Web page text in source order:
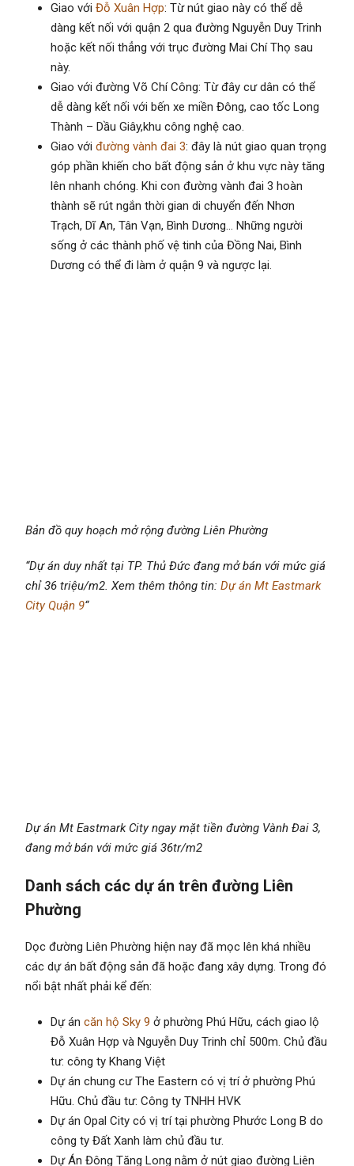
Giao với Đỗ Xuân Hợp: Từ nút giao này có thể dễ
dàng kết nối với quận 2 qua đường Nguyễn Duy Trinh
hoặc kết nối thẳng với trục đường Mai Chí Thọ sau
này.
Giao với đường Võ Chí Công: Từ đây cư dân có thể
dễ dàng kết nối với bến xe miền Đông, cao tốc Long
Thành – Dầu Giây,khu công nghệ cao.
Giao với đường vành đai 3: đây là nút giao quan trọng
góp phần khiến cho bất động sản ở khu vực này tăng
lên nhanh chóng. Khi con đường vành đai 3 hoàn
thành sẽ rút ngắn thời gian di chuyển đến Nhơn
Trạch, Dĩ An, Tân Vạn, Bình Dương… Những người
sống ở các thành phố vệ tinh của Đồng Nai, Bình
Dương có thể đi làm ở quận 9 và ngược lại.
Bản đồ quy hoạch mở rộng đường Liên Phường
“Dự án duy nhất tại TP. Thủ Đức đang mở bán với mức giá
chỉ 36 triệu/m2. Xem thêm thông tin: Dự án Mt Eastmark
City Quận 9“
Dự án Mt Eastmark City ngay mặt tiền đường Vành Đai 3,
đang mở bán với mức giá 36tr/m2
Danh sách các dự án trên đường Liên
Phường
Dọc đường Liên Phường hiện nay đã mọc lên khá nhiều
các dự án bất động sản đã hoặc đang xây dựng. Trong đó
nổi bật nhất phải kể đến:
Dự án căn hộ Sky 9 ở phường Phú Hữu, cách giao lộ
Đỗ Xuân Hợp và Nguyễn Duy Trinh chỉ 500m. Chủ đầu
tư: công ty Khang Việt
Dự án chung cư The Eastern có vị trí ở phường Phú
Hữu. Chủ đầu tư: Công ty TNHH HVK
Dự án Opal City có vị trí tại phường Phước Long B do
công ty Đất Xanh làm chủ đầu tư.
Dự Án Đông Tăng Long nằm ở nút giao đường Liên